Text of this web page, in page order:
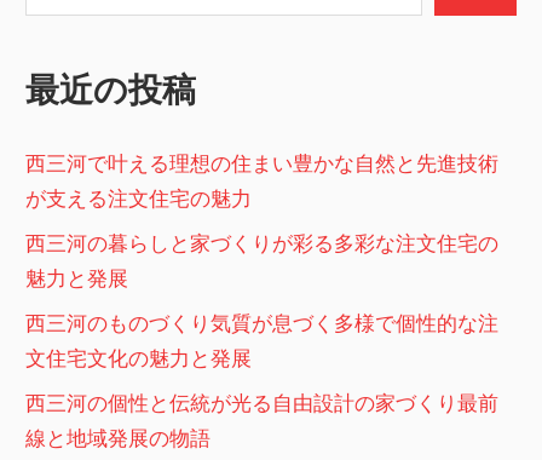
ョ
最近の投稿
西三河で叶える理想の住まい豊かな自然と先進技術
が支える注文住宅の魅力
西三河の暮らしと家づくりが彩る多彩な注文住宅の
魅力と発展
西三河のものづくり気質が息づく多様で個性的な注
文住宅文化の魅力と発展
西三河の個性と伝統が光る自由設計の家づくり最前
線と地域発展の物語